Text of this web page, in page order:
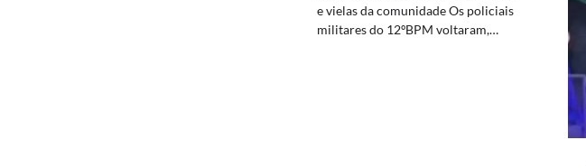
e vielas da comunidade Os policiais
militares do 12ºBPM voltaram,…